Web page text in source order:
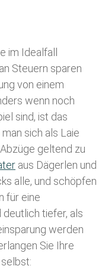
im Idealfall
Steuern sparen
von einem
wenn noch
sind, ist das
sich als Laie
geltend zu
aus Dägerlen und
alle, und schöpfen
für eine
tiefer, als
werden
Sie Ihre